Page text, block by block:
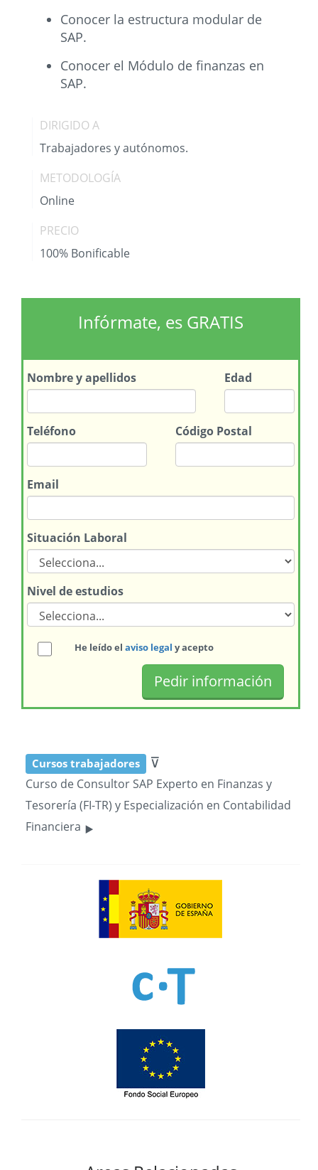
Conocer la estructura modular de
SAP.
Conocer el Módulo de finanzas en
SAP.
DIRIGIDO A
Trabajadores y autónomos.
METODOLOGÍA
Online
PRECIO
100% Bonificable
Infórmate, es GRATIS
Nombrey apellidos Edad
Teléfono Código Postal
Email
Situación Laboral
Nivel de estudios
He leído el aviso legal y acepto
Cursos trabajadores ⊽
Curso de Consultor SAP Experto en Finanzas y
Tesorería (FI-TR) y Especialización en Contabilidad
Financiera ‣